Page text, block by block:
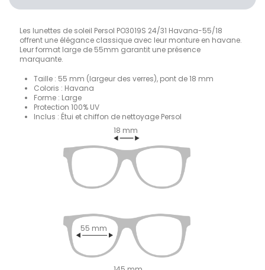
Les lunettes de soleil Persol PO3019S 24/31 Havana-55/18
offrent une élégance classique avec leur monture en havane.
Leur format large de 55mm garantit une présence
marquante.
Taille : 55 mm (largeur des verres), pont de 18 mm
Coloris : Havana
Forme : Large
Protection 100% UV
Inclus : Étui et chiffon de nettoyage Persol
18 mm
55 mm